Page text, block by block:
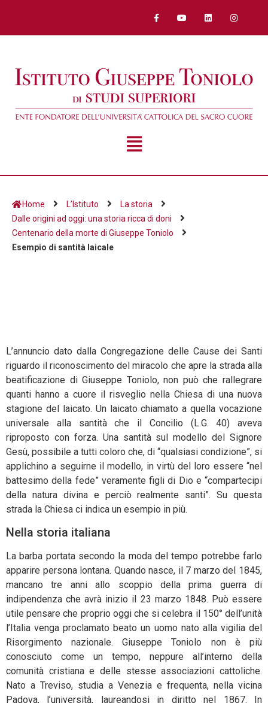
Home L’Istituto
La storia
Dalle origini ad oggi: una storia ricca di doni
Centenario della morte di Giuseppe Toniolo
Esempio di santità laicale
L’annuncio dato dalla Congregazione delle Cause dei Santi
riguardo il riconoscimento del miracolo che apre la strada alla
beatificazione di Giuseppe Toniolo, non può che rallegrare
quanti hanno a cuore il risveglio nella Chiesa di una nuova
stagione del laicato. Un laicato chiamato a quella vocazione
universale alla santità che il Concilio (L.G. 40) aveva
riproposto con forza. Una santità sul modello del Signore
Gesù, possibile a tutti coloro che, di “qualsiasi condizione”, si
applichino a seguirne il modello, in virtù del loro essere “nel
battesimo della fede” veramente figli di Dio e “compartecipi
della natura divina e perciò realmente santi”. Su questa
strada la Chiesa ci indica un esempio in più.
Nella storia italiana
La barba portata secondo la moda del tempo potrebbe farlo
apparire persona lontana. Quando nasce, il 7 marzo del 1845,
mancano tre anni allo scoppio della prima guerra di
indipendenza che avrà inizio il 23 marzo 1848. Può essere
utile pensare che proprio oggi che si celebra il 150° dell’unità
l’Italia venga proclamato beato un uomo nato alla vigilia del
Risorgimento nazionale. Giuseppe Toniolo non è più
conosciuto come un tempo, neppure all’interno della
comunità cristiana e delle stesse associazioni cattoliche.
Nato a Treviso, studia a Venezia e frequenta, nella vicina
Padova, l’università, laureandosi in diritto nel 1867. In